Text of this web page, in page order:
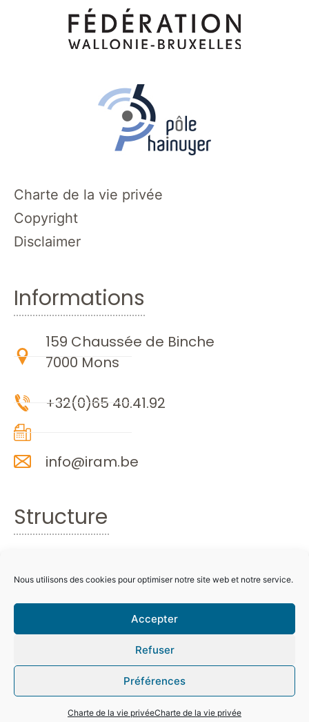
Nous utilisons des cookies pour optimiser notre site web et notre service.
Accepter
Refuser
Préférences
Charte de la vie privéeCharte de la vie privée
Charte de la vie privée
Copyright
Disclaimer
Informations
159 Chaussée de Binche
7000 Mons
+32(0)65 40.41.92
info@iram.be
Structure
Formations
Inscriptions
Actualités